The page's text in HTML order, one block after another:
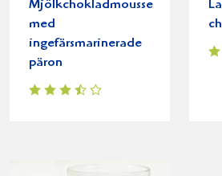
Mjölkchokladmousse
med
ingefärsmarinerade
päron